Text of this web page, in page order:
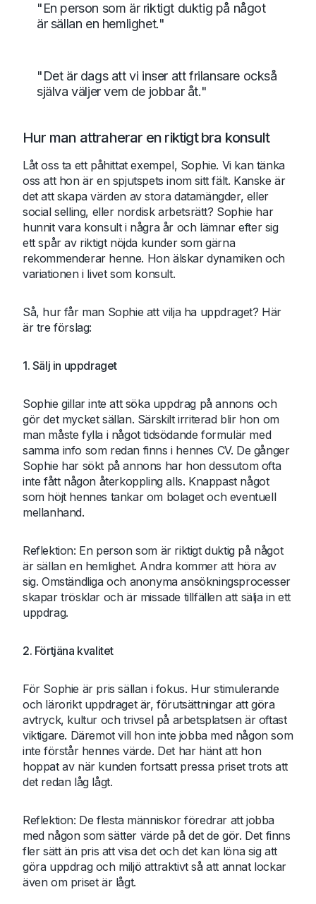
"En person som är riktigt duktig på något
är sällan en hemlighet."
"Det är dags att vi inser att frilansare också
själva väljer vem de jobbar åt."
Hur man attraherar en riktigt bra konsult
Låt oss ta ett påhittat exempel, Sophie. Vi kan tänka
oss att hon är en spjutspets inom sitt fält. Kanske är
det att skapa värden av stora datamängder, eller
social selling, eller nordisk arbetsrätt? Sophie har
hunnit vara konsult i några år och lämnar efter sig
ett spår av riktigt nöjda kunder som gärna
rekommenderar henne. Hon älskar dynamiken och
variationen i livet som konsult.
Så, hur får man Sophie att vilja ha uppdraget? Här
är tre förslag:
1. Sälj in uppdraget
Sophie gillar inte att söka uppdrag på annons och
gör det mycket sällan. Särskilt irriterad blir hon om
man måste fylla i något tidsödande formulär med
samma info som redan finns i hennes CV. De gånger
Sophie har sökt på annons har hon dessutom ofta
inte fått någon återkoppling alls. Knappast något
som höjt hennes tankar om bolaget och eventuell
mellanhand.
Reflektion: En person som är riktigt duktig på något
är sällan en hemlighet. Andra kommer att höra av
sig. Omständliga och anonyma ansökningsprocesser
skapar trösklar och är missade tillfällen att sälja in ett
uppdrag.
2. Förtjäna kvalitet
För Sophie är pris sällan i fokus. Hur stimulerande
och lärorikt uppdraget är, förutsättningar att göra
avtryck, kultur och trivsel på arbetsplatsen är oftast
viktigare. Däremot vill hon inte jobba med någon som
inte förstår hennes värde. Det har hänt att hon
hoppat av när kunden fortsatt pressa priset trots att
det redan låg lågt.
Reflektion: De flesta människor föredrar att jobba
med någon som sätter värde på det de gör. Det finns
fler sätt än pris att visa det och det kan löna sig att
göra uppdrag och miljö attraktivt så att annat lockar
även om priset är lågt.